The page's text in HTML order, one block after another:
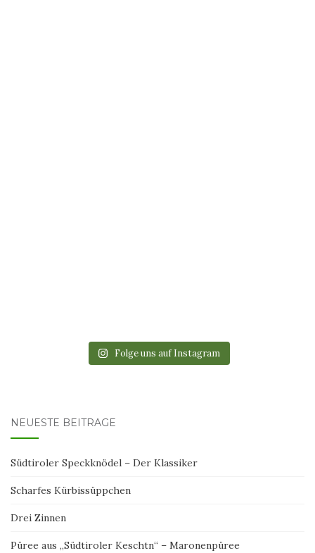
Folge uns auf Instagram
NEUESTE BEITRÄGE
Südtiroler Speckknödel – Der Klassiker
Scharfes Kürbissüppchen
Drei Zinnen
Püree aus „Südtiroler Keschtn“ – Maronenpüree